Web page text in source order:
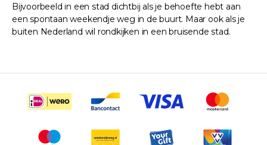
Bijvoorbeeld in een stad dichtbij als je behoefte hebt aan
een spontaan weekendje weg in de buurt. Maar ook als je
buiten Nederland wil rondkijken in een bruisende stad.